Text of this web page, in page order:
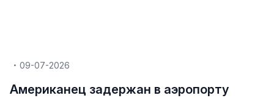
09-07-2026
Американец задержан в аэропорту